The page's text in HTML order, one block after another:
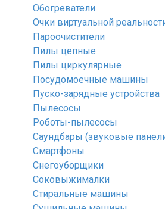
Обогреватели
Очки виртуальной
Пароочистители
Пилы цепные
Пилы циркулярные
Посудомоечные машины
Пуско-зарядные устройства
Пылесосы
Роботы-пылесосы
Саундбары (звуковые
Смартфоны
Снегоуборщики
Соковыжималки
Стиральные машины